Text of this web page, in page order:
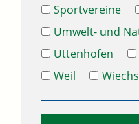
Sportvereine
Umwelt- und
Uttenhofen
Weil